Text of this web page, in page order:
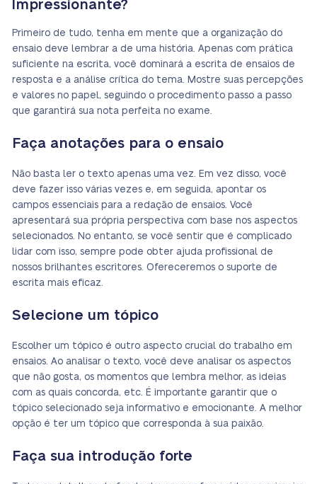
Impressionante?
Primeiro de tudo, tenha em mente que a organização do
ensaio deve lembrar a de uma história. Apenas com prática
suficiente na escrita, você dominará a escrita de ensaios de
resposta e a análise crítica do tema. Mostre suas percepções
e valores no papel, seguindo o procedimento passo a passo
que garantirá sua nota perfeita no exame.
Faça anotações para o ensaio
Não basta ler o texto apenas uma vez. Em vez disso, você
deve fazer isso várias vezes e, em seguida, apontar os
campos essenciais para a redação de ensaios. Você
apresentará sua própria perspectiva com base nos aspectos
selecionados. No entanto, se você sentir que é complicado
lidar com isso, sempre pode obter ajuda profissional de
nossos brilhantes escritores. Ofereceremos o suporte de
escrita mais eficaz.
Selecione um tópico
Escolher um tópico é outro aspecto crucial do trabalho em
ensaios. Ao analisar o texto, você deve analisar os aspectos
que não gosta, os momentos que lembra melhor, as ideias
com as quais concorda, etc. É importante garantir que o
tópico selecionado seja informativo e emocionante. A melhor
opção é ter um tópico que corresponda à sua paixão.
Faça sua introdução forte